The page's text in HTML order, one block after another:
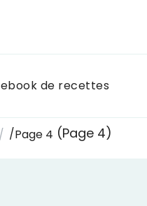
de recettes
/ /Page 4 (Page 4)